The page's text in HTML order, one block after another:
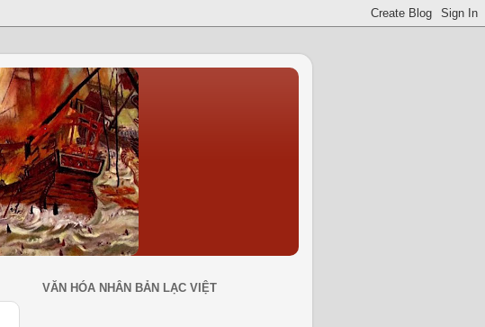
VĂN HÓA NHÂN BẢN LẠC VIỆT